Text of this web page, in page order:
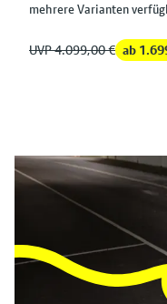
mehrere Varianten
UVP 4.099,00 € ab